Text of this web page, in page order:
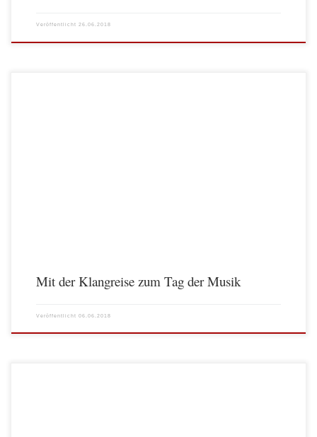
Veröffentlicht 26.06.2018
Mit der Klangreise zum Tag der Musik
Veröffentlicht 06.06.2018